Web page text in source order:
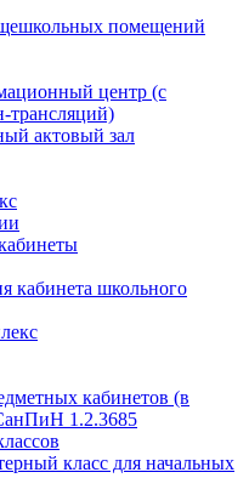
помещений
центр (с
трансляций)
актовый зал
кабинета школьного
кабинетов (в
1.2.3685
класс для начальных